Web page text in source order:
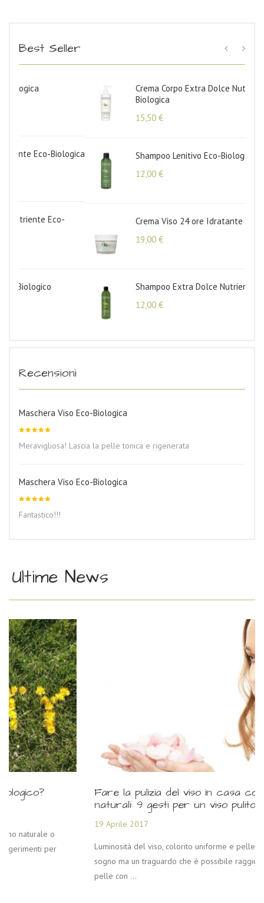
Best Seller
Crema Corpo Extra Dolce Nutriente Eco-
Biologica
Shampoo Lenitivo Eco-Biologico
Crema Viso 24 ore Idratante Eco-Biologica
€
Shampoo Extra Dolce Nutriente Eco-Biologico
Recensioni
Maschera Viso Eco-Biologica
5 su 5
Meravigliosa! Lascia la pelle tonica e rigenerata
Maschera Viso Eco-Biologica
5
su 5
Fantastico!!!
Ultime News
Fare la pulizia del viso in casa con prodotti
naturali: 9 gesti per un viso pulito e luminoso
Luminosità del viso, colorito uniforme e pelle perfetta: non è un
sogno ma un traguardo che è possibile raggiungere trattando la